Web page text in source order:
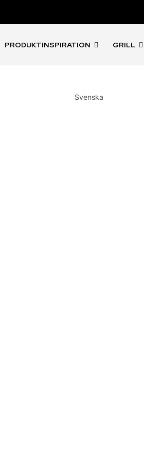
PRODUKTINSPIRATION GRILL
Svenska